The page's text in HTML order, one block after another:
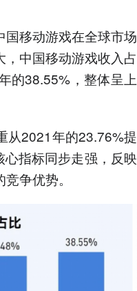
移动游戏在全球市场
中国移动游戏收入占
的38.55%，整体呈上
从2021年的23.76%提
指标同步走强，反映
争优势。